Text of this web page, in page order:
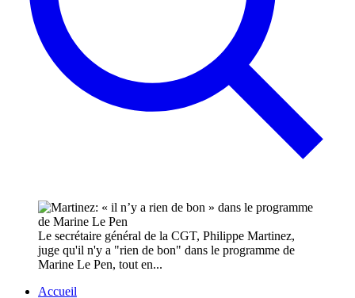
Le secrétaire général de la CGT, Philippe Martinez,
juge qu'il n'y a "rien de bon" dans le programme de
Marine Le Pen, tout en...
Accueil